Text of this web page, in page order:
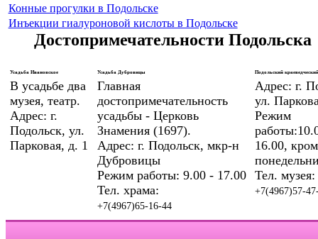
Конные прогулки в Подольске
Инъекции гиалуроновой кислоты в Подольске
Достопримечательности Подольска
Усадьба Ивановское
В усадьбе два
музея, театр.
Адрес: г.
Подольск, ул.
Парковая, д. 1
Усадьба Дубровицы
Главная
достопримечательность
усадьбы - Церковь
Знамения (1697).
Адрес: г. Подольск, мкр-н
Дубровицы
Режим работы: 9.00 - 17.00
Тел. храма:
+7(4967)65-16-44
Подольский
Адрес: г.
ул.
Режим
16.00,
Тел. музея:
+7(4967)57-